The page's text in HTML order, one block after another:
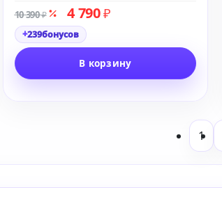
10 390₽ 4 790₽
+239бонусов
В корзину
1